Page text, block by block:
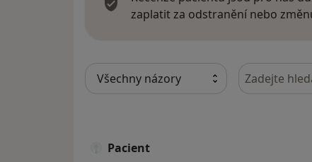
zaplatit za odstranění nebo
Hledejte v
Pacient